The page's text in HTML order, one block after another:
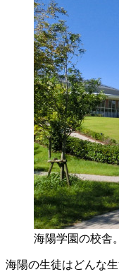
海陽学園の校舎
海陽の生徒はどんな